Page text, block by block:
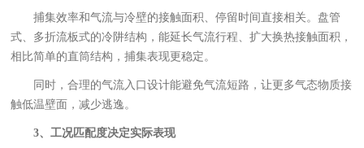
捕集效率和气流与冷壁的接触面积、停留时间直接相关。盘管
式、多折流板式的冷阱结构，能延长气流行程、扩大换热接触面积，
相比简单的直筒结构，捕集表现更稳定。
同时，合理的气流入口设计能避免气流短路，让更多气态物质接
触低温壁面，减少逃逸。
3、工况匹配度决定实际表现